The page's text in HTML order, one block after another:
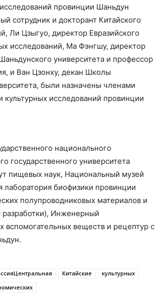
провинции Шаньдун
сотрудник и докторант Китайского
Ли Цзыгуо, директор Евразийского
исследований, Ма Фэнгшу, директор
университета и профессор
и Ван Цзонху, декан Школы
были назначены членами
исследований провинции
национального
государственного университета
пищевых наук, Национальный музей
биофизики провинции
полупроводниковых материалов и
Инженерный
вспомогательных веществ и рецептур с
Китайские
культурных